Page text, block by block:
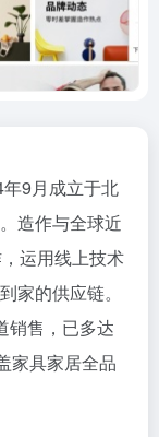
9月成立于北
造作与全球近
运用线上技术
家的供应链。
销售，已多达
家具家居全品